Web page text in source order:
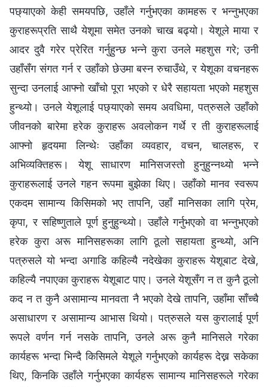
पछ्याएको केही समयपछि, उहाँले गर्नुभएका कामहरू र भन्नुभएका
कुराहरूप्रति साथै येशूमा समेत उनको चाख बढ्यो। येशूले माया र
आदर दुवै गरेर प्रेरित गर्नुहुन्छ भन्‍ने कुरा उनले महशुस गरे; उनी
उहाँसँग संगत गर्न र उहाँको छेउमा बस्न रुचाउँथे, र येशूका वचनहरू
सुन्दा उनलाई आफ्नो खाँचो पूरा भएको र धेरै सहायता भएको महशुस
हुन्थ्यो। उनले येशूलाई पछ्याएको समय अवधिमा, पत्रुसले उहाँको
जीवनको बारेमा हरेक कुराहरू अवलोकन गर्थे र ती कुराहरूलाई
आफ्नो हृदयमा लिन्थेः उहाँका व्यवहार, वचन, चालहरू, र
अभिव्यक्तिहरू। येशू साधारण मानिसजस्तो हुनुहुन्नथ्यो भन्‍ने
कुराहरूलाई उनले गहन रूपमा बुझेका थिए। उहाँको मानव स्वरूप
एकदम सामान्य किसिमको भए तापनि, उहाँ मानिसका लागि प्रेम,
कृपा, र सहिष्णुताले पूर्ण हुनुहुन्थ्यो। उहाँले गर्नुभएको वा भन्नुभएको
हरेक कुरा अरू मानिसहरूका लागि ठूलो सहायता हुन्थ्यो, अनि
पत्रुसले यो भन्दा अगाडि कहिल्यै नदेखेका कुराहरू येशूबाट देखे,
कहिल्यै नपाएका कुराहरू येशूबाट पाए। उनले येशूसँग न त कुनै ठूलो
कद न त कुनै असामान्य मानवता नै भएको देखे तापनि, उहाँमा साँच्चै
असाधारण र असामान्य आभास थियो। पत्रुसले यस कुरालाई पूर्ण
रूपले वर्णन गर्न नसके तापनि, उनले अरू कुनै मानिसले गरेका
कार्यहरू भन्दा भिन्दै किसिमले येशूले गर्नुभएको कार्यहरू देख्न सकेका
थिए, किनकि उहाँले गर्नुभएका कार्यहरू सामान्य मानिसहरूले गरेका